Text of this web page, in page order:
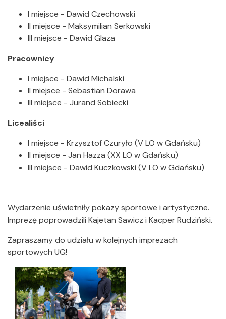
I miejsce - Dawid Czechowski
II miejsce - Maksymilian Serkowski
III miejsce - Dawid Glaza
Pracownicy
I miejsce - Dawid Michalski
II miejsce - Sebastian Dorawa
III miejsce - Jurand Sobiecki
Licealiści
I miejsce - Krzysztof Czuryło (V LO w Gdańsku)
II miejsce - Jan Hazza (XX LO w Gdańsku)
III miejsce - Dawid Kuczkowski (V LO w Gdańsku)
Wydarzenie uświetniły pokazy sportowe i artystyczne.
Imprezę poprowadzili Kajetan Sawicz i Kacper Rudziński.
Zapraszamy do udziału w kolejnych imprezach
sportowych UG!